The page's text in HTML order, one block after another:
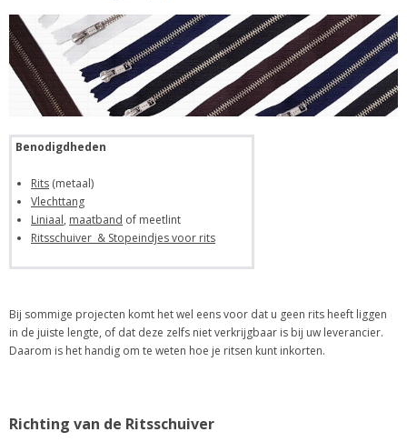
Benodigdheden
Rits (metaal)
Vlechttang
Liniaal, maatband of meetlint
Ritsschuiver & Stopeindjes voor rits
Bij sommige projecten komt het wel eens voor dat u geen rits heeft liggen
in de juiste lengte, of dat deze zelfs niet verkrijgbaar is bij uw leverancier.
Daarom is het handig om te weten hoe je ritsen kunt inkorten.
Richting van de Ritsschuiver